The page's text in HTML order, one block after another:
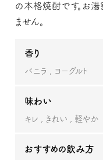
の本格焼酎です。お
ません。
香り
バニラ ヨーグルト
味わい
キレ きれい 軽やか
おすすめの飲み方